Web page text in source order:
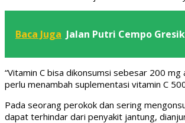
Baca Juga Jalan Putri Cempo
“Vitamin C bisa dikonsumsi sebesar 200
perlu menambah suplementasi vitamin C
Pada seorang perokok dan sering
dapat terhindar dari penyakit jantung,